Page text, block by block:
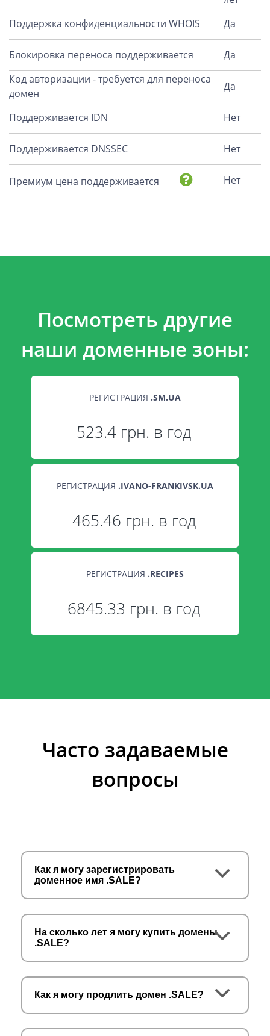
Поддержка конфиденциальности WHOIS
Да
Блокировка переноса поддерживается
Да
Код авторизации - требуется для переноса
домен
Да
Поддерживается IDN Нет
Поддерживается DNSSEC Нет
Премиум цена поддерживается Нет
Посмотреть другие
наши доменные зоны:
РЕГИСТРАЦИЯ .SM.UA
523.4 грн. в год
РЕГИСТРАЦИЯ .IVANO-FRANKIVSK.UA
465.46 грн. в год
РЕГИСТРАЦИЯ .RECIPES
6845.33 грн. в год
Часто задаваемые
вопросы
Как я могу зарегистрировать
доменное имя .SALE?
На сколько лет я могу купить домены
.SALE?
Как я могу продлить домен .SALE?